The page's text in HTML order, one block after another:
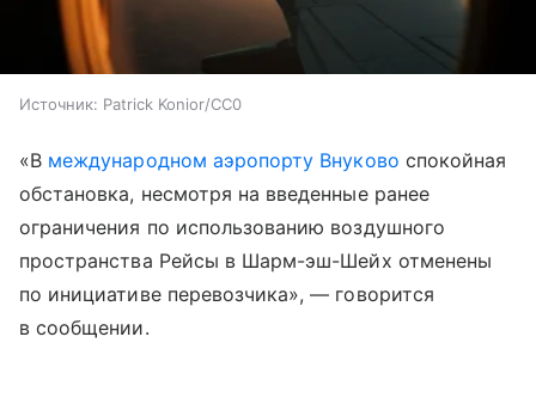
Источник: Patrick Konior/CC0
«В международном аэропорту Внуково спокойная
обстановка, несмотря на введенные ранее
ограничения по использованию воздушного
пространства Рейсы в Шарм-эш-Шейх отменены
по инициативе перевозчика», — говорится
в сообщении.